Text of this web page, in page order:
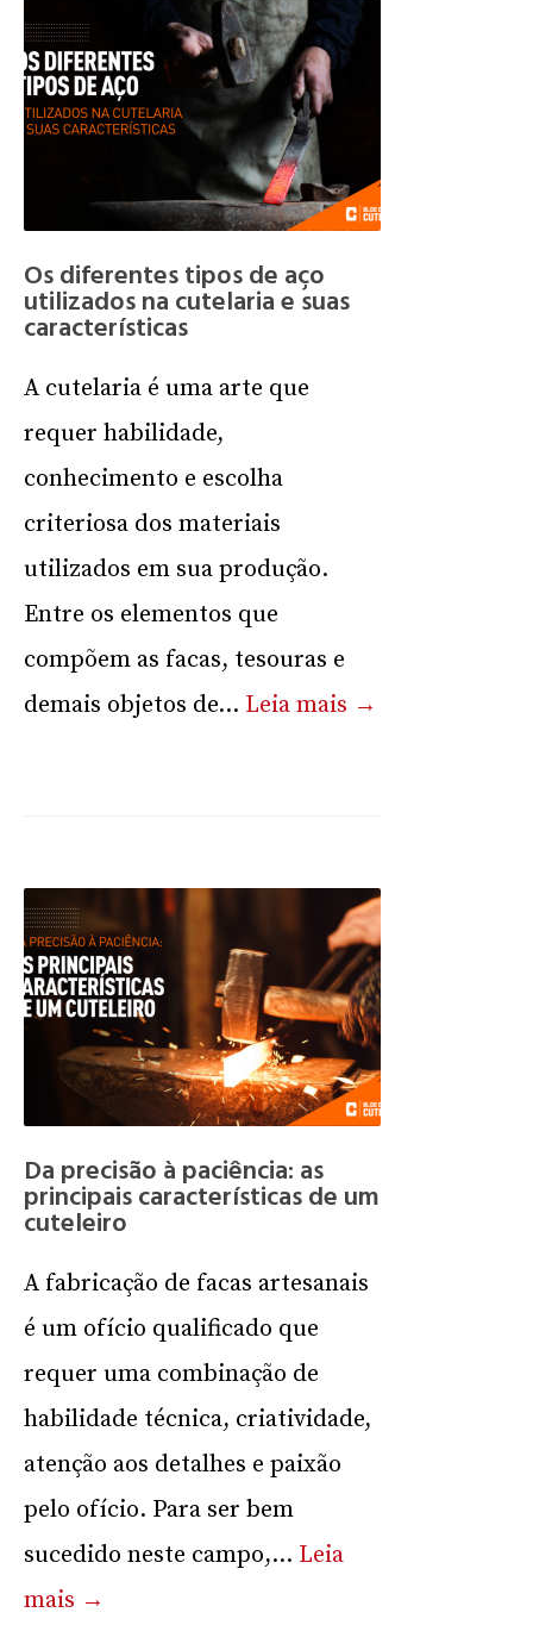
Os diferentes tipos de aço
utilizados na cutelaria e suas
características
A cutelaria é uma arte que
requer habilidade,
conhecimento e escolha
criteriosa dos materiais
utilizados em sua produção.
Entre os elementos que
compõem as facas, tesouras e
demais objetos de... Leia mais →
Da precisão à paciência: as
principais características de um
cuteleiro
A fabricação de facas artesanais
é um ofício qualificado que
requer uma combinação de
habilidade técnica, criatividade,
atenção aos detalhes e paixão
pelo ofício. Para ser bem
sucedido neste campo,... Leia
mais →